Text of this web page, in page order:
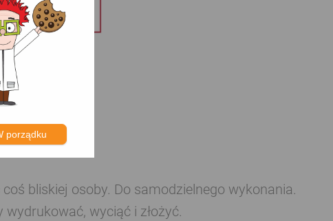
porządku
bliskiej osoby. Do samodzielnego wykonania.
wyciąć i złożyć.